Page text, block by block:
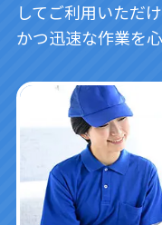
してご利用いただ
かつ迅速な作業を